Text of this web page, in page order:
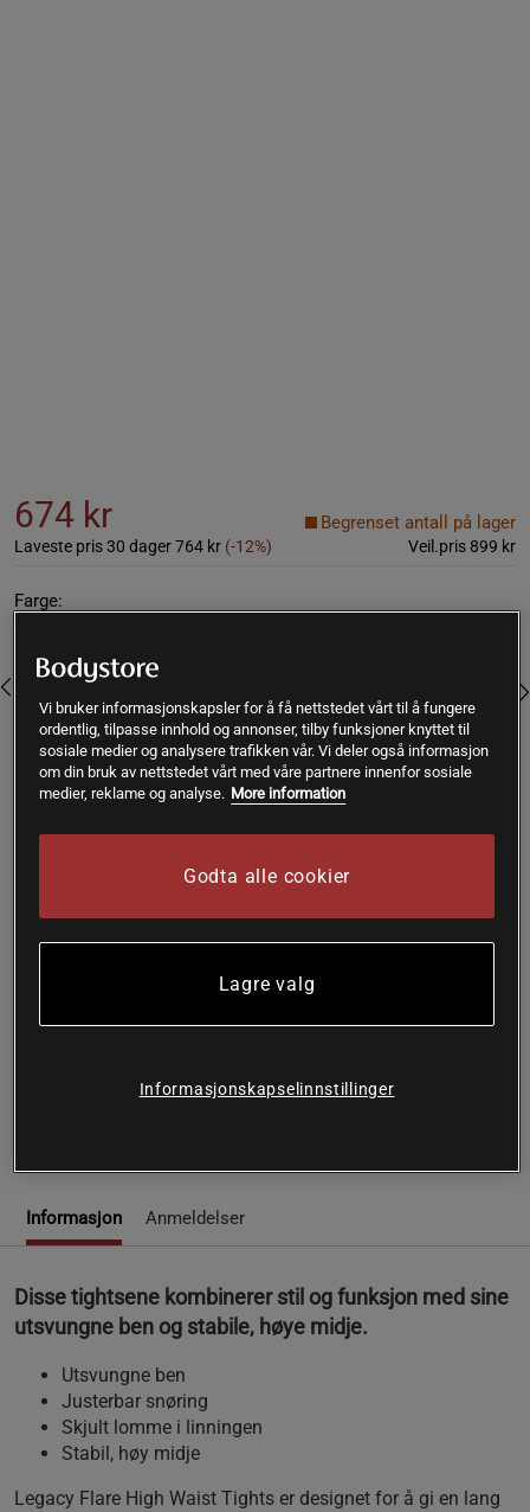
674 kr
Laveste pris 30 dager764 kr (-12%) Veil.pris 899 kr
Begrenset antall på lager
Farge:
L
Kjøp
SKU #001027-BLACKR | EAN7314840439740
Tights fra Röhnisch.
Informasjon Anmeldelser
Disse tightsene kombinerer stil og funksjon med sine
utsvungne ben og stabile, høye midje.
Utsvungne ben
Justerbar snøring
Skjult lomme i linningen
Stabil, høy midje
Legacy Flare High Waist Tights er designet for å gi en lang
Vi bruker informasjonskapsler for å få nettstedet vårt til å fungere
ordentlig, tilpasse innhold og annonser, tilby funksjoner knyttet til
sosiale medier og analysere trafikken vår. Vi deler også informasjon
om din bruk av nettstedet vårt med våre partnere innenfor sosiale
medier, reklame og analyse. More information
Godta alle cookier
Lagre valg
Informasjonskapselinnstillinger